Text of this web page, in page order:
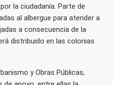
la ciudadanía. Parte de
al albergue para atender a
a consecuencia de la
distribuido en las colonias
y Obras Públicas,